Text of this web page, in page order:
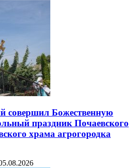
совершил Божественную
праздник Почаевского
храма агрогородка